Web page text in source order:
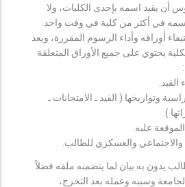
أن يقيد اسمه بإحدى الكليات، ولا
في أكثر من كلية في وقت واحد.
أوراقه وأداء الرسوم المقررة، ويعد
يحتوي على جميع الأوراق المتعلقة
وتواريخها ( القيد ـ الامتحانات ـ
).
الموقعة عليه.
والعسكري للطالب.
يدون به بيان لما يتضمنه ملفه فضلاً
وسببه وعمله بعد التخرج،